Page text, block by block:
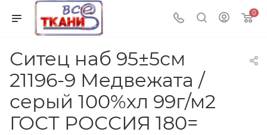
0
Ситец наб 95±5см
21196-9 Медвежата /
серый 100%хл 99г/м2
ГОСТ РОССИЯ 180=